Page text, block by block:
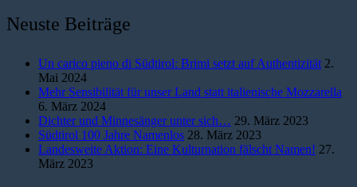
Neuste Beiträge
Un carico pieno di Südtirol: Brimi setzt auf Authentizität 2.
Mai 2024
Mehr Sensibilität für unser Land statt italienische Mozzarella
6. März 2024
Dichter und Minnesänger unter sich… 29. März 2023
Südtirol 100 Jahre Namenlos 28. März 2023
Landesweite Aktion: Eine Kulturnation fälscht Namen! 27.
März 2023